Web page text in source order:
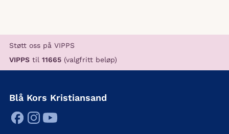
Støtt oss på VIPPS
VIPPS til 11665 (valgfritt beløp)
Blå Kors Kristiansand